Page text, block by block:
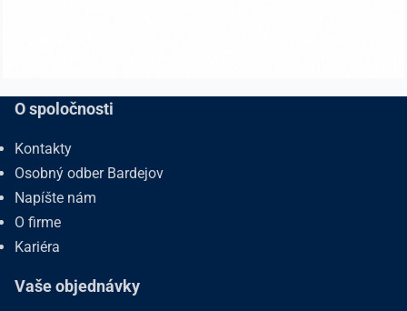
O spoločnosti
Kontakty
Osobný odber Bardejov
Napíšte nám
O firme
Kariéra
Vaše objednávky